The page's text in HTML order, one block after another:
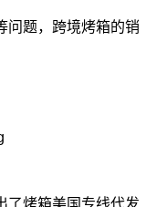
问题，跨境烤箱的销
了烤箱美国专线代发